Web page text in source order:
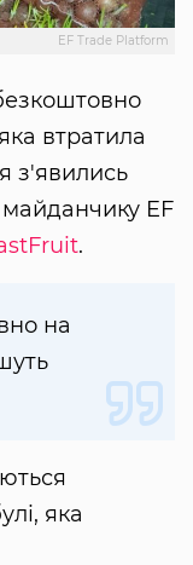
EF Trade Platform
втратила
з'явились
EF
.
на
яка